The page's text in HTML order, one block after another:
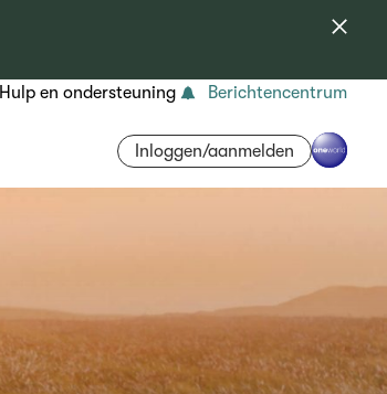
Hulp en ondersteuning Berichtencentrum
Inloggen/aanmelden